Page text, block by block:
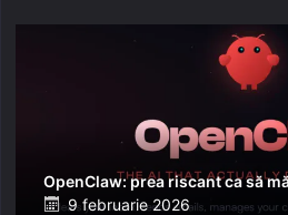
OpenClaw: prea riscant ca să
Posted
9 februarie 2026